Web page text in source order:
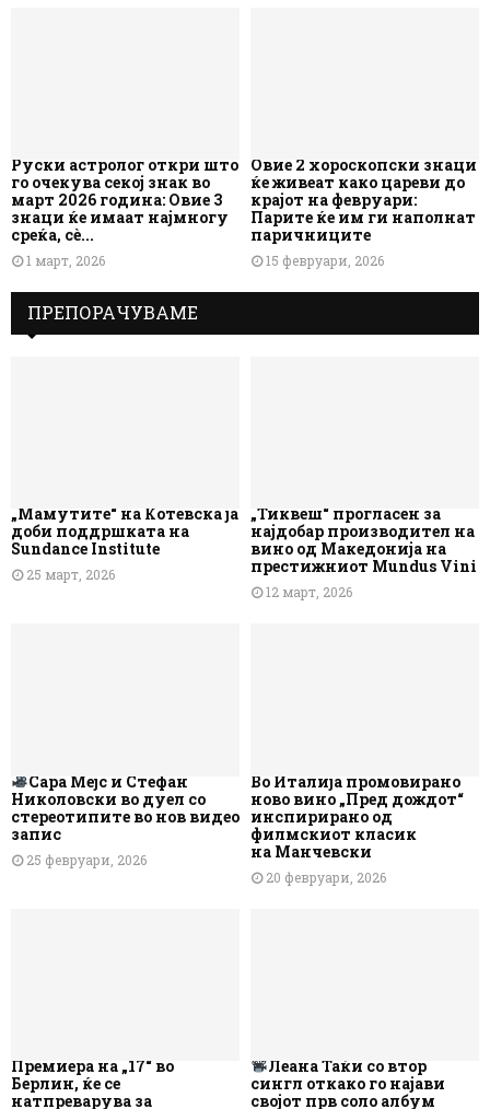
Руски астролог откри што
го очекува секој знак во
март 2026 година: Овие 3
знаци ќе имаат најмногу
среќа, сè...
1 март, 2026
Овие 2 хороскопски знаци
ќе живеат како цареви до
крајот на февруари:
Парите ќе им ги наполнат
паричниците
15 февруари, 2026
ПРЕПОРАЧУВАМЕ
„Мамутите“ на Котевска ја
доби поддршката на
Sundance Institute
25 март, 2026
„Тиквеш“ прогласен за
најдобар производител на
вино од Македонија на
престижниот Mundus Vini
12 март, 2026
Сара Мејс и Стефан
Николовски во дуел со
стереотипите во нов видео
запис
25 февруари, 2026
Во Италија промовирано
ново вино „Пред дождот“
инспирирано од
филмскиот класик
на Манчевски
20 февруари, 2026
Премиера на „17“ во
Берлин, ќе се
натпреварува за
Леана Таќи со втор
сингл откако го најави
својот прв соло албум